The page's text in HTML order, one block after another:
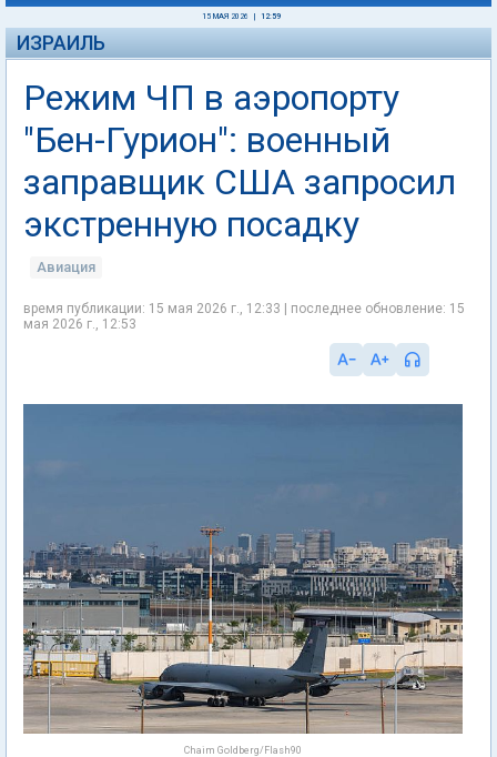
15 МАЯ 2026 12:59
ИЗРАИЛЬ
Режим ЧП в аэропорту
"Бен-Гурион": военный
заправщик США запросил
экстренную посадку
Авиация
время публикации: 15 мая 2026 г., 12:33 | последнее обновление: 15
мая 2026 г., 12:53
Chaim Goldberg/Flash90